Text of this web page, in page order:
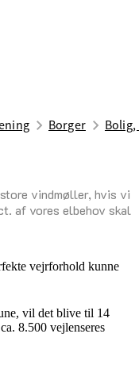
Borger
vindmøller, hvis vi
af vores elbehov skal
vejrforhold kunne
vil det blive til 14
8.500 vejlenseres